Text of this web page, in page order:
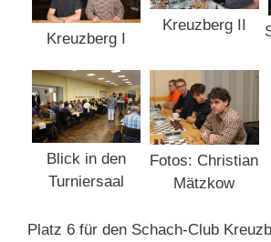
Kreuzberg I
Kreuzberg II
Blick in den
Turniersaal
Fotos: Christian
Mätzkow
Platz 6 für den Schach-Club